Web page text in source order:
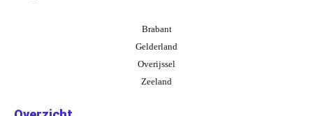
Brabant
Gelderland
Overijssel
Zeeland